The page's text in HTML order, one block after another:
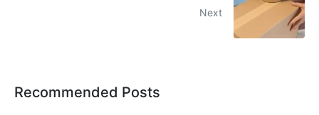
Next
Recommended Posts